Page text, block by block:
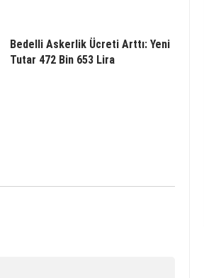
Bedelli Askerlik Ücreti Arttı: Yeni
Tutar 472 Bin 653 Lira